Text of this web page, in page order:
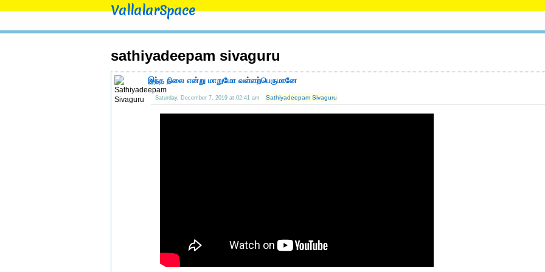
VallalarSpace
sathiyadeepam sivaguru
இந்த நிலை என்று மாறுமோ வள்ளற்பெருமானே
Saturday, December 7, 2019 at 02:41 am Sathiyadeepam Sivaguru